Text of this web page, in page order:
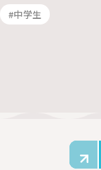
#中学生